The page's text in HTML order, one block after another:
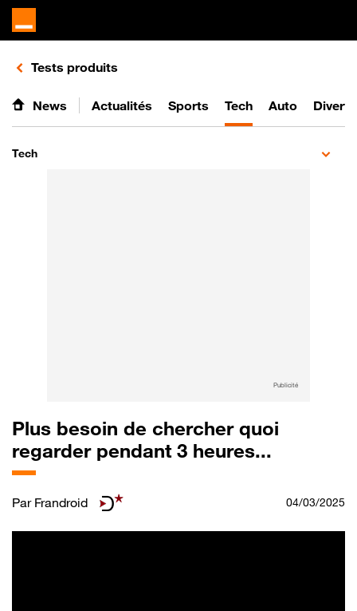
Retours vers le listing de vidéos de la catégorie
Tests produits
News Actualités Sports Tech Auto
Tech
Publicité
Plus besoin de chercher quoi
regarder pendant 3 heures...
Par Frandroid 04/03/2025